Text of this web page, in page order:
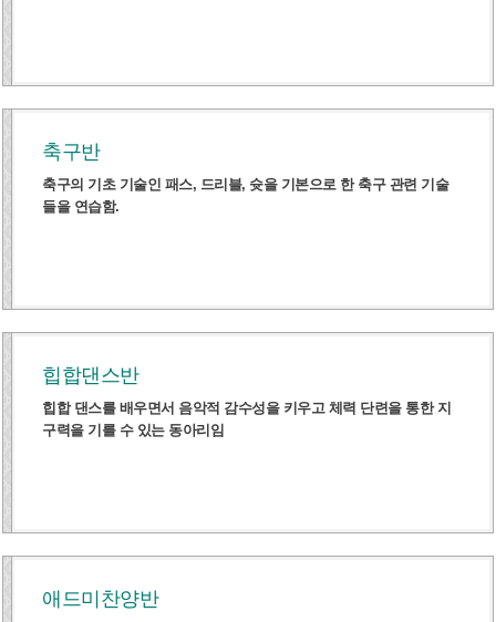
축구반
축구의 기초 기술인 패스, 드리블, 슛을 기본으로 한 축구 관련 기술
들을 연습함.
힙합댄스반
힙합 댄스를 배우면서 음악적 감수성을 키우고 체력 단련을 통한 지
구력을 기를 수 있는 동아리임
애드미찬양반